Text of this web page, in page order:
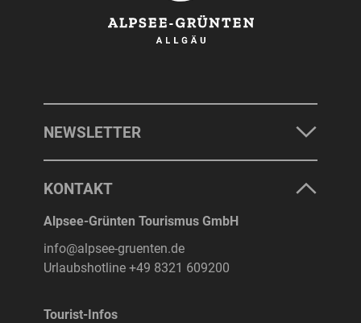
NEWSLETTER
KONTAKT
Alpsee-Grünten Tourismus GmbH
info@alpsee-gruenten.de
Urlaubshotline +49 8321 609200
Tourist-Infos